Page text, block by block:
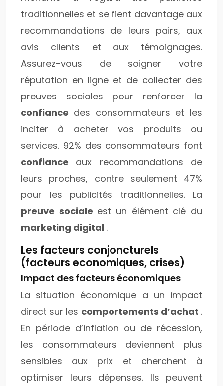
traditionnelles et se fient davantage aux
recommandations de leurs pairs, aux
avis clients et aux témoignages.
Assurez-vous de soigner votre
réputation en ligne et de collecter des
preuves sociales pour renforcer la
confiance des consommateurs et les
inciter à acheter vos produits ou
services. 92% des consommateurs font
confiance aux recommandations de
leurs proches, contre seulement 47%
pour les publicités traditionnelles. La
preuve sociale est un élément clé du
marketing digital .
Les facteurs conjoncturels
(facteurs economiques, crises)
Impact des facteurs économiques
La situation économique a un impact
direct sur les comportements d’achat .
En période d’inflation ou de récession,
les consommateurs deviennent plus
sensibles aux prix et cherchent à
optimiser leurs dépenses. Ils peuvent